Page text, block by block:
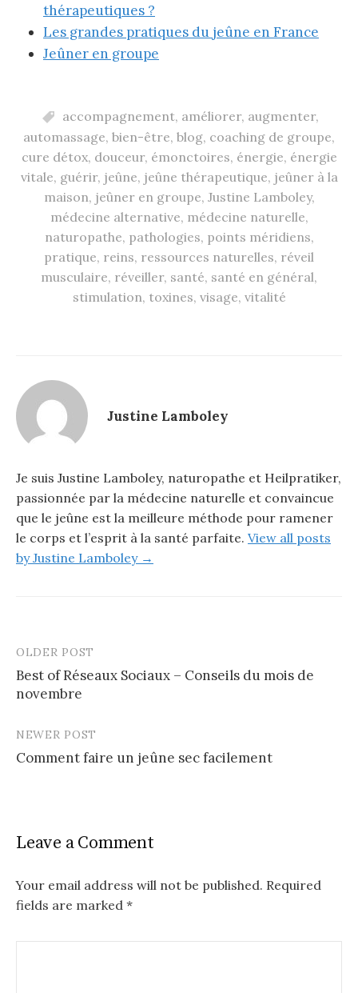
thérapeutiques ?
Les grandes pratiques du jeûne en France
Jeûner en groupe
accompagnement, améliorer, augmenter,
automassage, bien-être, blog, coaching de groupe,
cure détox, douceur, émonctoires, énergie, énergie
vitale, guérir, jeûne, jeûne thérapeutique, jeûner à la
maison, jeûner en groupe, Justine Lamboley,
médecine alternative, médecine naturelle,
naturopathe, pathologies, points méridiens,
pratique, reins, ressources naturelles, réveil
musculaire, réveiller, santé, santé en général,
stimulation, toxines, visage, vitalité
Justine Lamboley
Je suis Justine Lamboley, naturopathe et Heilpratiker,
passionnée par la médecine naturelle et convaincue
que le jeûne est la meilleure méthode pour ramener
le corps et l’esprit à la santé parfaite. View all posts
by Justine Lamboley →
OLDER POST
Best of Réseaux Sociaux – Conseils du mois de
novembre
NEWER POST
Comment faire un jeûne sec facilement
Leave a Comment
Your email address will not be published. Required
fields are marked *